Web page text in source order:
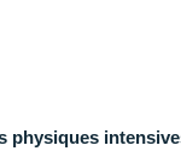
physiques